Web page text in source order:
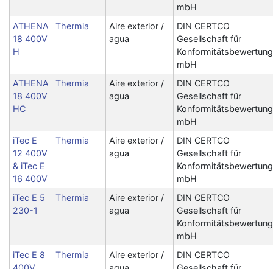
mbH
ATHENA
18 400V
H
Thermia
Aire exterior /
agua
DIN CERTCO
Gesellschaft für
Konformitätsbewertung
mbH
ATHENA
18 400V
HC
Thermia
Aire exterior /
agua
DIN CERTCO
Gesellschaft für
Konformitätsbewertung
mbH
iTec E
12 400V
& iTec E
16 400V
Thermia
Aire exterior /
agua
DIN CERTCO
Gesellschaft für
Konformitätsbewertung
mbH
iTec E 5
230-1
Thermia
Aire exterior /
agua
DIN CERTCO
Gesellschaft für
Konformitätsbewertung
mbH
iTec E 8
Thermia
Aire exterior /
DIN CERTCO